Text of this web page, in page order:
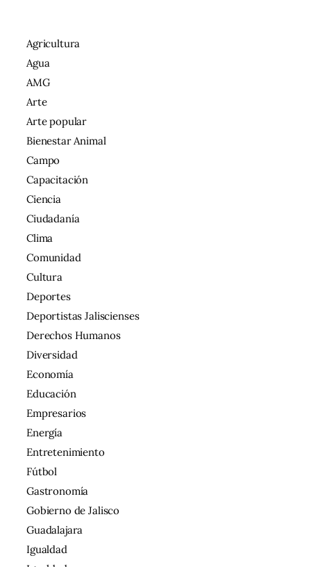
Agricultura
Agua
AMG
Arte
Arte popular
Bienestar Animal
Campo
Capacitación
Ciencia
Ciudadanía
Clima
Comunidad
Cultura
Deportes
Deportistas Jaliscienses
Derechos Humanos
Diversidad
Economía
Educación
Empresarios
Energía
Entretenimiento
Fútbol
Gastronomía
Gobierno de Jalisco
Guadalajara
Igualdad